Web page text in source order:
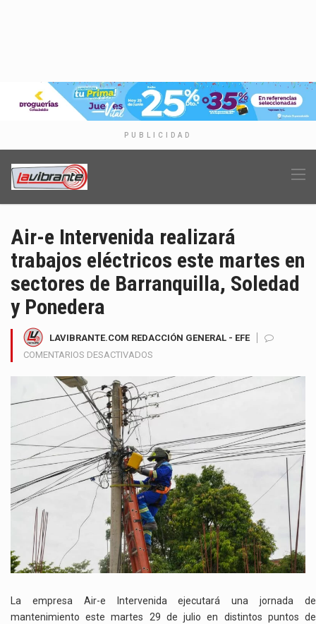
PUBLICIDAD
Air-e Intervenida realizará
trabajos eléctricos este martes en
sectores de Barranquilla, Soledad
y Ponedera
LAVIBRANTE.COM REDACCIÓN GENERAL - EFE
COMENTARIOS DESACTIVADOS
E
INTERVENIDA
REALIZARÁ
ELÉCTRICOS
ESTE
MARTES
EN
SECTORES
DE
BARRANQUILLA,
SOLEDAD
Y
PONEDERA
La empresa Air-e Intervenida ejecutará una jornada de
mantenimiento este martes 29 de julio en distintos puntos de